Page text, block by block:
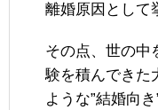
離婚原因として
その点、世の中
験を積んできた
ような”結婚向